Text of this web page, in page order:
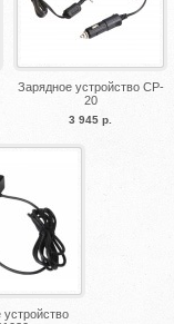
Зарядное устройство CP-
20
3 945 р.
устройство